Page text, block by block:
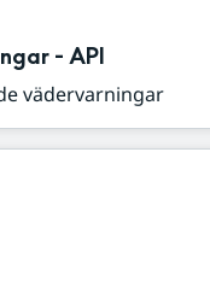
- API
vädervarningar